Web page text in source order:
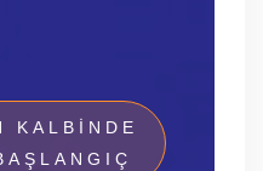
KALBINDE